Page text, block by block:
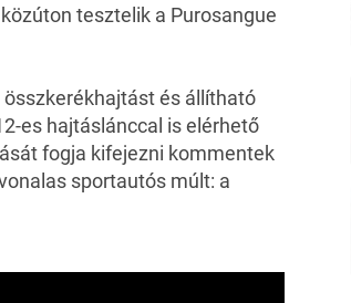
tesztelik a Purosangue
és állítható
es hajtáslánccal is elérhető
fogja kifejezni kommentek
sportautós múlt: a